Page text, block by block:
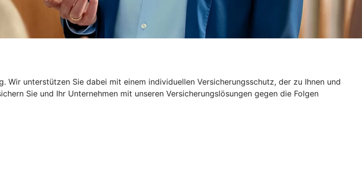
Wir unterstützen Sie dabei mit einem individuellen Versicherungsschutz, der zu Ihnen und
Sie und Ihr Unternehmen mit unseren Versicherungslösungen gegen die Folgen